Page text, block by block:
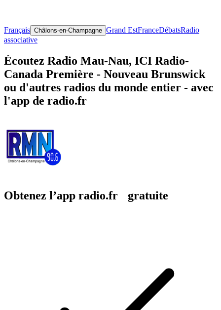
Français Châlons-en-Champagne Grand EstFranceDébatsRadio
associative
Écoutez Radio Mau-Nau, ICI Radio-
Canada Première - Nouveau Brunswick
ou d'autres radios du monde entier - avec
l'app de radio.fr
Obtenez l’app radio.fr gratuite